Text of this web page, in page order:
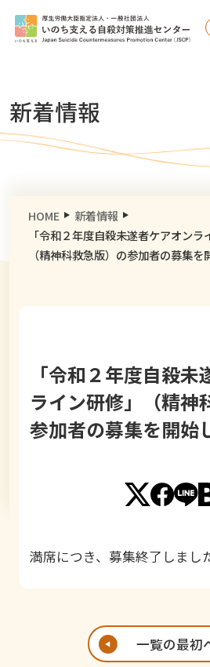
新着情報
HOME
新着情報
「令和２年度自殺未遂者ケアオンラ
（精神科救急版）の参加者の募集を
「令和２年度自殺
ライン研修」（精神
参加者の募集を開始
満席につき、募集終了しまし
一覧の最初